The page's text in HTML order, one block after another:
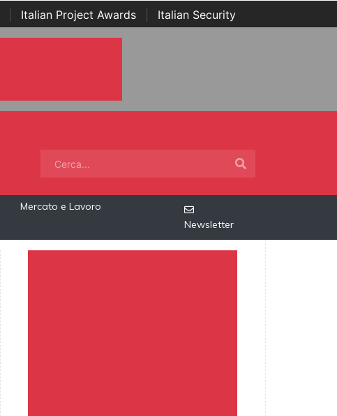
Italian Project Awards
Italian Security
Mercato e Lavoro
Newsletter